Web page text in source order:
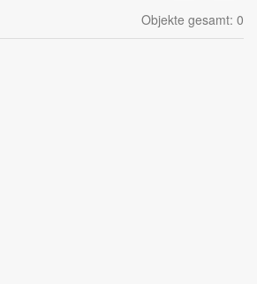
Objekte gesamt: 0